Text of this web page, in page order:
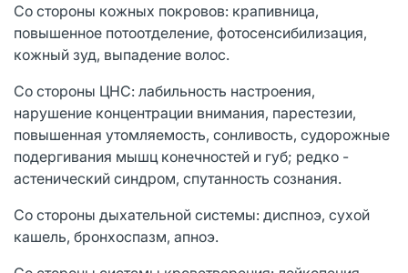
Со стороны кожных покровов: крапивница,
повышенное потоотделение, фотосенсибилизация,
кожный зуд, выпадение волос.
Со стороны ЦНС: лабильность настроения,
нарушение концентрации внимания, парестезии,
повышенная утомляемость, сонливость, судорожные
подергивания мышц конечностей и губ; редко -
астенический синдром, спутанность сознания.
Со стороны дыхательной системы: диспноэ, сухой
кашель, бронхоспазм, апноэ.